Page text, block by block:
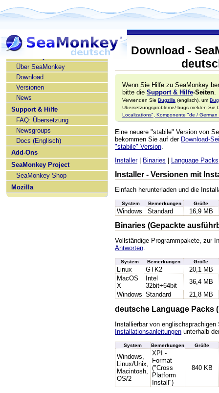
SeaMonkey deutsch
Über SeaMonkey
Download
Versionen
News
Support & Hilfe
FAQ: Übersetzung
Newsgroups
Docs (Englisch)
Add-Ons
SeaMonkey Project
SeaMonkey Shop
Mozilla
Download -
Wenn Sie Hilfe zu SeaMonkey
bitte die Support & Hilfe-Seiten
Verwenden Sie Bugzilla (englisch), um
Übersetzungsprobleme/-bugs melden Sie
Localizations", Komponente "de / German
Eine neuere "stabile" Version von
bekommen Sie auf der Download-
"stabile" Version
Installer| Binaries | Language Packs
Installer - Versionen mit
Einfach herunterladen und die
System Bemerkungen Größe
Windows Standard 16,9 MB
Binaries (Gepackte
Vollständige Programmpakete, zur
Antworten.
System Bemerkungen Größe
Linux GTK2
20,1 MB
MacOS
X
Intel
32bit+64bit
36,4 MB
Windows Standard 21,8 MB
deutsche Language Packs
Installierbar von
Installationsanleitungen unterhalb
System Bemerkungen Größe
Windows,
Linux/Unix,
Macintosh,
OS/2
XPI -
Format
("Cross
Platform
Install")
840 KB